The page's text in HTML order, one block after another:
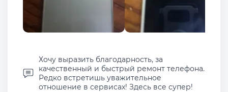
Хочу выразить благодарность, за
качественный и быстрый ремонт телефона.
Редко встретишь уважительное
отношение в сервисах! Здесь все супер!